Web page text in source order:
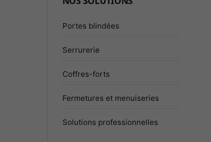
Portes blindées
Serrurerie
Coffres-forts
Fermetures et menuiseries
Solutions professionnelles